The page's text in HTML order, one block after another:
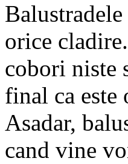
orice
cobori niste
final ca
Asadar,
cand vine